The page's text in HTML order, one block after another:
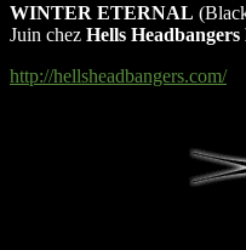
WINTER ETERNAL
Juin chez Hells Headbangers
http://hellsheadbangers.com/